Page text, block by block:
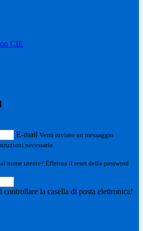
CIE
E-mail Verrà inviato un messaggio
necessarie.
nome utente? Effettua il reset della password
la casella di posta elettronica!